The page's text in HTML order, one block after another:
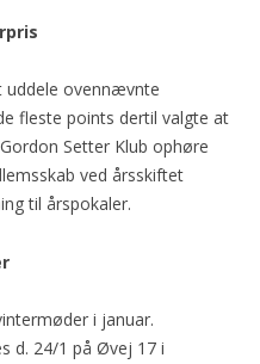
uddele ovennævnte
fleste points dertil valgte at
Setter Klub ophøre
ved årsskiftet
til årspokaler.
i januar.
d. 24/1 på Øvej 17 i